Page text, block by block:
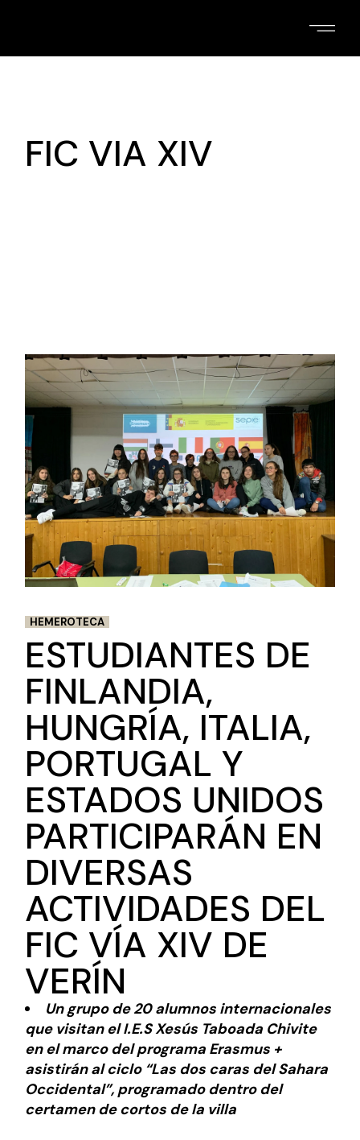
FIC VIA XIV
HEMEROTECA
ESTUDIANTES DE
FINLANDIA,
HUNGRÍA, ITALIA,
PORTUGAL Y
ESTADOS UNIDOS
PARTICIPARÁN EN
DIVERSAS
ACTIVIDADES DEL
FIC VÍA XIV DE
VERÍN
Un grupo de 20 alumnos internacionales
que visitan el I.E.S Xesús Taboada Chivite
en el marco del programa Erasmus +
asistirán al ciclo “Las dos caras del Sahara
Occidental”, programado dentro del
certamen de cortos de la villa